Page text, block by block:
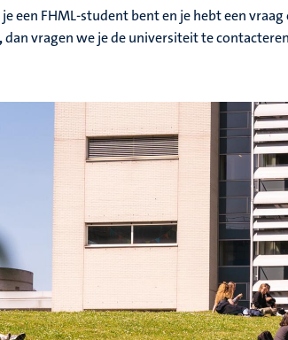
een FHML-student bent en je hebt een
dan vragen we je de universiteit te